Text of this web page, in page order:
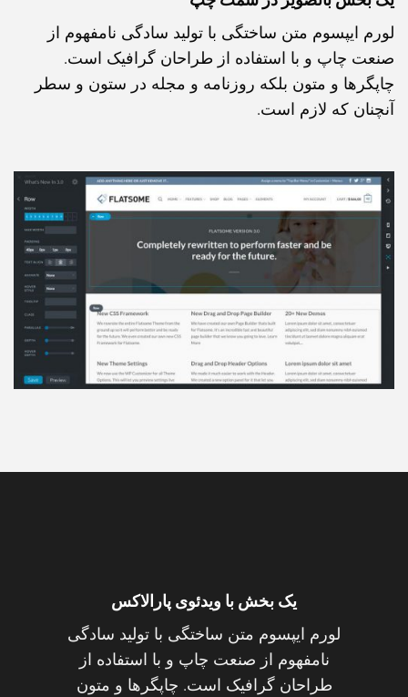
لورم ایپسوم متن ساختگی با تولید سادگی نامفهوم از
صنعت چاپ و با استفاده از طراحان گرافیک است.
چاپگرها و متون بلکه روزنامه و مجله در ستون و سطر
آنچنان که لازم است.
یک بخش با ویدئوی پارالاکس
لورم ایپسوم متن ساختگی با تولید سادگی
نامفهوم از صنعت چاپ و با استفاده از
طراحان گرافیک است. چاپگرها و متون